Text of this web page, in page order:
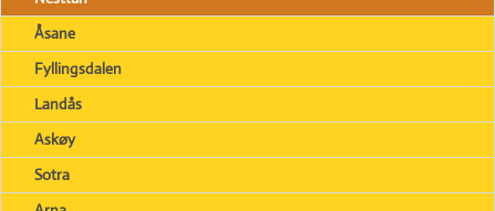
Åsane
Fyllingsdalen
Landås
Askøy
Sotra